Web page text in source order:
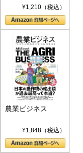
ト S 039)¥1,210（税込）
農業ビジネス
¥1,848（税込）